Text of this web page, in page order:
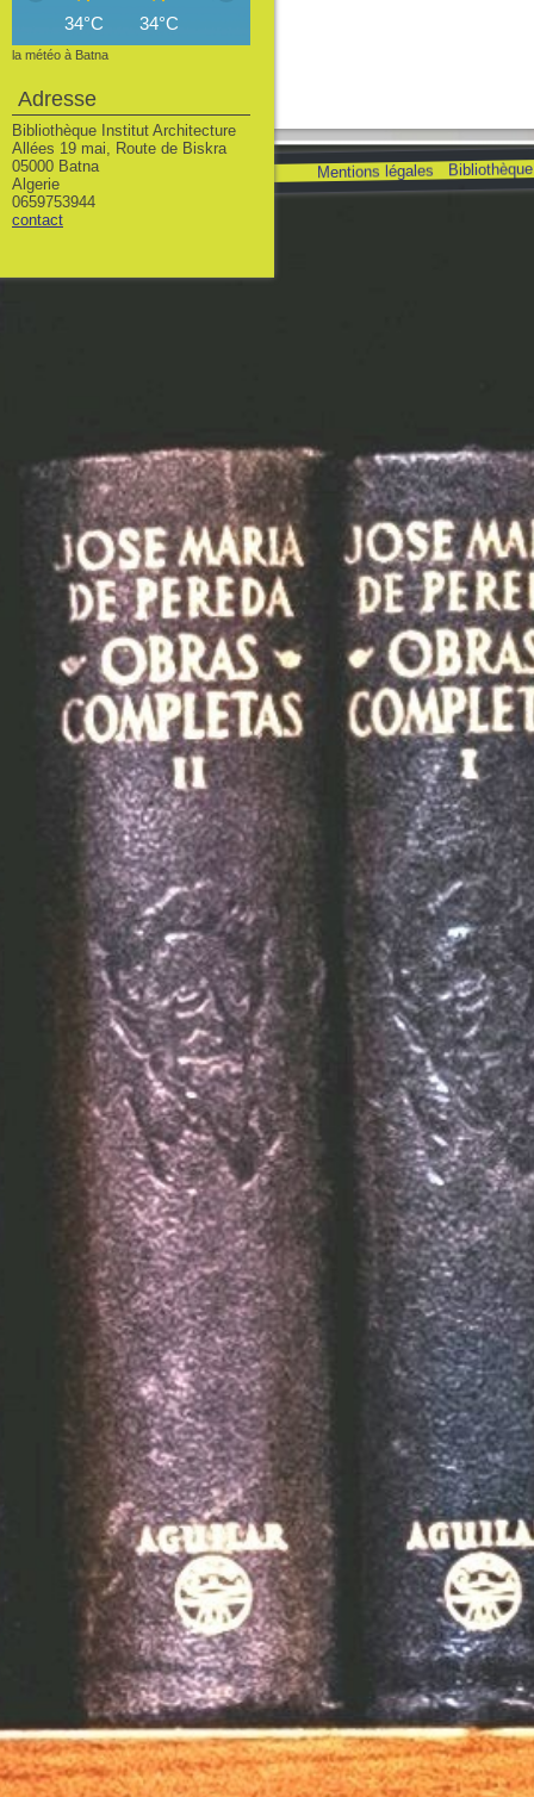
Mentions légales
34°C 34°C
la météo à Batna
Adresse
Bibliothèque Institut Architecture
Allées 19 mai, Route de Biskra
05000 Batna
Algerie
0659753944
contact